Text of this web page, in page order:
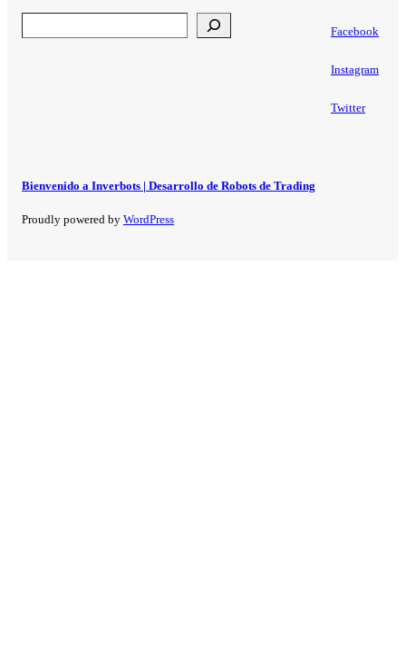
Facebook
Instagram
Twitter
Bienvenido a Inverbots | Desarrollo de Robots de Trading
Proudly powered by WordPress